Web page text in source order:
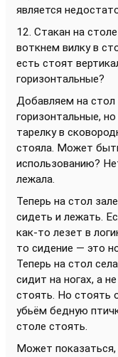
является
12. Стакан на
воткнем вилку в
есть стоят
горизонтальные?
Добавляем на стол
горизонтальные,
тарелку в
стояла. Может
использованию?
лежала.
Теперь на стол
сидеть и лежать.
как-то лезет в
то сидение — это
Теперь на стол
сидит на ногах, а
стоять. Но стоять
убьём бедную
столе стоять.
Может